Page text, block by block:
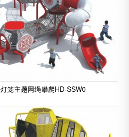
灯笼主题网绳攀爬HD-SSW0